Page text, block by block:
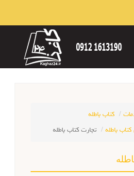
کتاب باطله
باطله
تجارت کتاب باطله